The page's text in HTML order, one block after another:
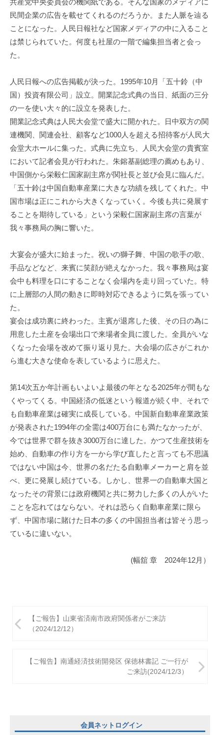
共産党中央委員会の機関紙である。そんな国家のメディアに
民間企業の広告を載せてくれるのだろうか。また人脈を辿る
ことになった。人民日報社など国家メディアの中に入ること
は禁じられていた。何度も社屋の一階で編集担当者と会っ
た。
人民日報への広告掲載が決った。1995年10月「五十鈴（中
国）投資有限公司」設立。開業記念式典の当日、紙面の三分
の一を使い大々的に設立を発表した。
開業記念式典は人民大会堂で盛大に開かれた。日中双方の関
連機関、関連会社、顧客など1000人を超える招待客が人民大
会堂大ホールに集った。式典に先立ち、人民大会堂の貴賓室
において記者会見が行われた。朱鎔基副総理の薦めもあり、
中国側から栄毅仁国家副主席が関社長と並び会見に臨んだ。
「五十鈴は中国自動車産業に大きな功績を残してくれた。中
国市場は正にこれから大きくなっていく。今後も共に発展す
ることを期待している」という栄毅仁国家副主席の言葉が
我々事務局の胸に響いた。
大宴会が盛大に始まった。祝いの獅子舞、中国の歌手の歌、
手品などなど、来賓に笑顔が絶えなかった。我々事務局は宴
会中も料理を口にすることなく会場内を走り回っていた。特
に上層部の人間の動きに即時対応できるように気を張ってい
た。
宴会は成功裏に終わった。主賓が退席した後、その日の為に
用意した土産を会場出口で来場者全員に渡した。全員がいな
くなった会場を改めて振り返り見た。大会場の広さがこれか
ら進む大きな使命を表しているように思えた。
第14次五か年計画もいよいよ最後の年となる2025年が間もな
くやってくる。中国経済の低迷という報道が続く中、それで
も自動車産業は確実に成長している。中国新自動車産業政策
が発表された1994年の全需は400万台にも満たなかったが、
今では世界で群を抜き3000万台に達した。かつて生産技術を
始め、自動車の作り方を一から学び直したと言っても不思議
ではない中国は今、世界の名だたる自動車メーカーと肩を並
べ、更に発展し続けている。しかし、世界一の自動車大国と
なったその背景には政府機関と共に努力した多くの人がいた
ことを忘れてはならない。それは恐らく自動車産業に限ら
ず、中国市場に賭けた日本の多くの中国担当者は皆そう思っ
ているに違いない。
(幅舘 章 2024年12月）
稿
ョ
【ご報告】山東省済南市政府関係者がご来訪
（2024/12/12）
【ご報告】南通経済技術開発区 保徳林書記 ご一行が
ご来訪(2024/12/3）
会員ネットログイン